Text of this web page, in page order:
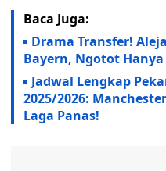
Baca Juga:
Drama Transfer!
Bayern, Ngotot Hanya
Jadwal Lengkap
2025/2026:
Laga Panas!